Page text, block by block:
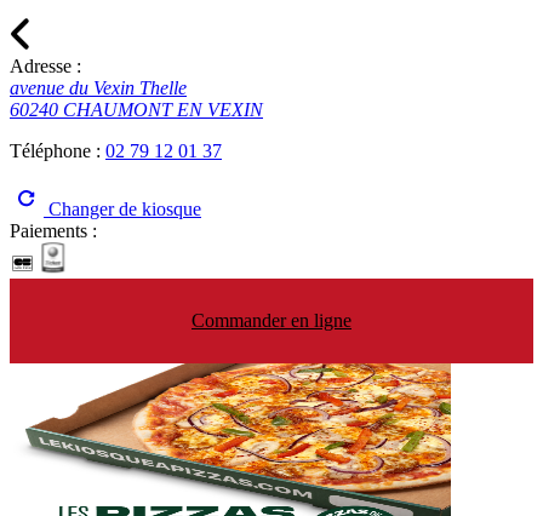
Adresse :
avenue du Vexin Thelle
60240 CHAUMONT EN VEXIN
Téléphone : 02 79 12 01 37
Changer de kiosque
Paiements :
Commander en ligne